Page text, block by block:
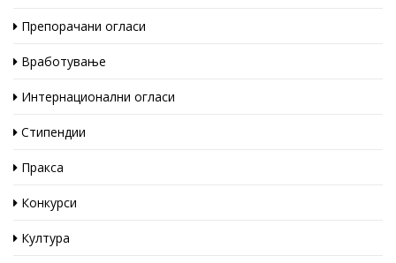
Препорачани огласи
Вработување
Интернационални огласи
Стипендии
Пракса
Конкурси
Култура